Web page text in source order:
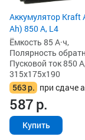
Аккумулятор Kraft
Ah) 850 А, L4
Ёмкость 85 А·ч,
Полярность
Пусковой ток 850
315x175x190
563р. при сдаче
587р.
Купить